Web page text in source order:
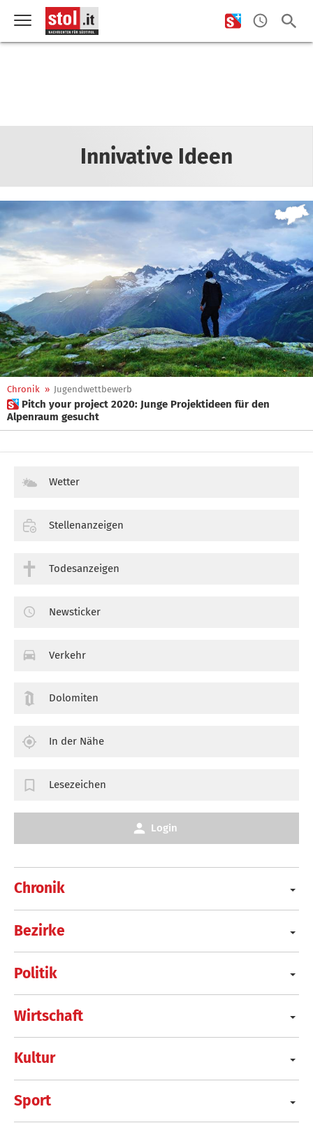
Innivative Ideen
Chronik » Jugendwettbewerb
 Pitch your project 2020: Junge Projektideen für den
Alpenraum gesucht
Chronik
Bezirke
Politik
Wirtschaft
Kultur
Sport
Wetter
Stellenanzeigen
Todesanzeigen
Newsticker
Verkehr
Dolomiten
In der Nähe
Lesezeichen
Login